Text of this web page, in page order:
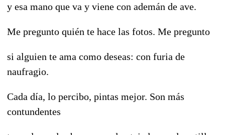
y esa mano que va y viene con ademán de ave.
Me pregunto quién te hace las fotos. Me pregunto
si alguien te ama como deseas: con furia de
naufragio.
Cada día, lo percibo, pintas mejor. Son más
contundentes